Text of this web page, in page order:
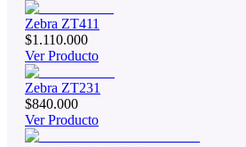
Zebra ZT411
$1.110.000
Ver Producto
Zebra ZT231
$840.000
Ver Producto